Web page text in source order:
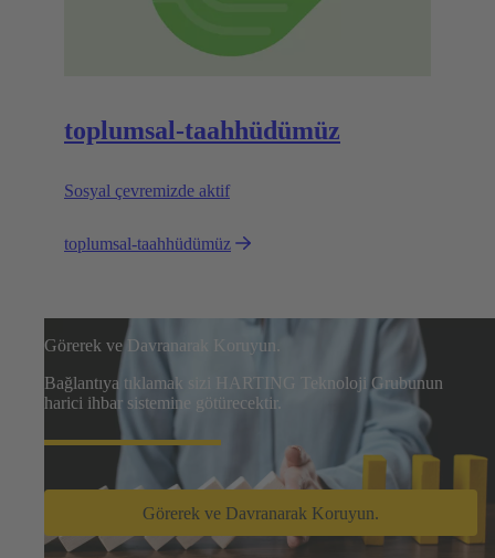
toplumsal-taahhüdümüz
Sosyal çevremizde aktif
toplumsal-taahhüdümüz
Görerek ve Davranarak Koruyun.
Bağlantıya tıklamak sizi HARTING Teknoloji Grubunun
harici ihbar sistemine götürecektir.
Görerek ve Davranarak Koruyun.